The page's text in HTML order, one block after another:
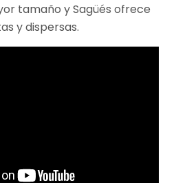
tamaño y Sagüés ofrece
y dispersas.